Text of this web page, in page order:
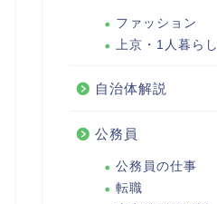
ファッション
上京・1人暮らし
自治体解説
公務員
公務員の仕事
転職